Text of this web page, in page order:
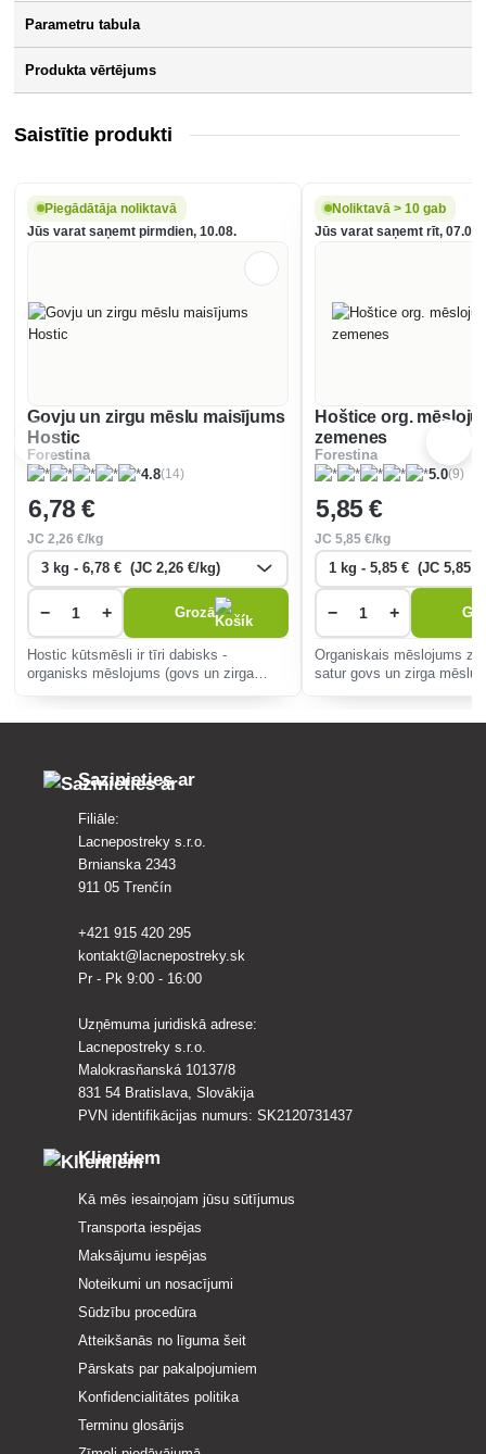
Parametru tabula
Produkta vērtējums
Saistītie produkti
Piegādātāja noliktavā
Jūs varat saņemt pirmdien, 10.08.
Govju un zirgu mēslu maisījums
Hostic
Forestina
4.8(14)
6,78 €
JC2,26 €/kg
− + Grozā
Hostic kūtsmēsli ir tīri dabisks -
organisks mēslojums (govs un zirga
Noliktavā > 10 gab
Jūs varat saņemt rīt, 07.08.
Hoštice org.
zemenes
Forestina
5.0(9)
5,85 €
JC5,85 €/kg
− +
Organiskais mēslojums
satur govs un zirga
Sazinieties ar
Filiāle:
Lacnepostreky s.r.o.
Brnianska 2343
911 05 Trenčín
+421 915 420 295
kontakt@lacnepostreky.sk
Pr - Pk 9:00 - 16:00
Uzņēmuma juridiskā adrese:
Lacnepostreky s.r.o.
Malokrasňanská 10137/8
831 54 Bratislava, Slovākija
PVN identifikācijas numurs: SK2120731437
Klientiem
Kā mēs iesaiņojam jūsu sūtījumus
Transporta iespējas
Maksājumu iespējas
Noteikumi un nosacījumi
Sūdzību procedūra
Atteikšanās no līguma šeit
Pārskats par pakalpojumiem
Konfidencialitātes politika
Terminu glosārijs